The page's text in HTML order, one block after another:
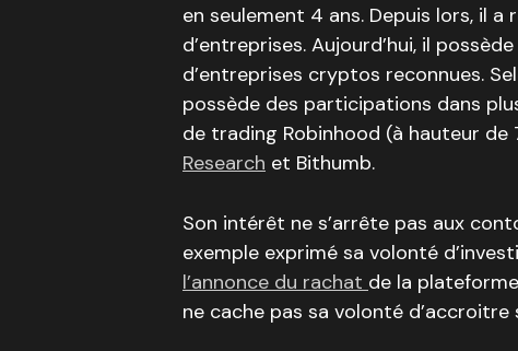
en seulement 4 ans. Depuis lors, il a
d’entreprises. Aujourd’hui, il
d’entreprises cryptos reconnues.
possède des participations dans
de trading Robinhood (à hauteur de
Research et Bithumb.
Son intérêt ne s’arrête pas aux
exemple exprimé sa volonté
l’annonce du rachat de la
ne cache pas sa volonté d’accroitre